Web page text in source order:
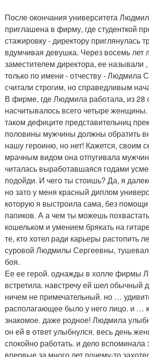
После окончания университета
приглашена в фирму, где студенткой
стажировку - директору приглянулась
вдумчивая девушка. Через восемь лет
заместителем директора, ее называли
только по имени - отчеству - Людмила
считали строгим, но справедливым
В фирме, где Людмила работала, из 28
насчитывалось всего четыре
таком дефиците представительниц
половины мужчины должны обратить
нашу героиню, но нет! Кажется, своим
мрачным видом она отпугивала
читалась выработавшаяся годами
подойди. И чего ты стоишь? Да, я
но зато у меня красный диплом
которую я выстроила сама, без
папиков. А а чем ты можешь
кошельком и умением брякать на
те, кто хотел ради карьеры растопить
суровой Людмилы Сергеевны,
боя.
Ее ее герой. однажды в холле фирмы
встретила. навстречу ей шел обычный
ничем не примечательный. но …
располагающее было у него лицо. и …
знакомое. даже родное! Людмила
он ей в ответ улыбнулся. весь день
спокойно работать. и дело вспоминала